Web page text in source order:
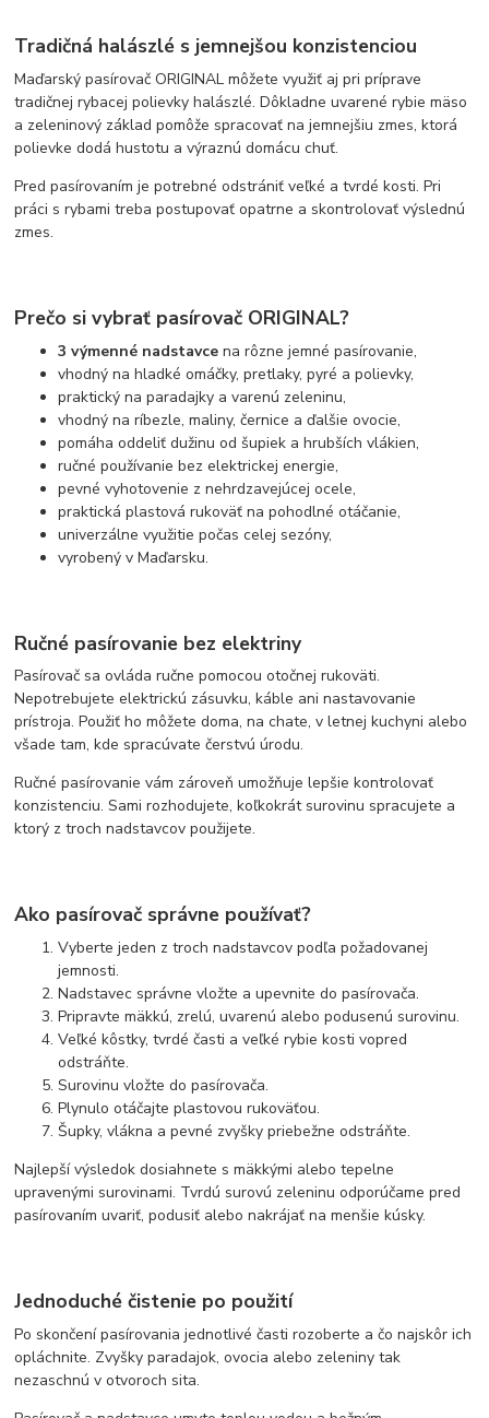
Tradičná halászlé s jemnejšou konzistenciou
Maďarský pasírovač ORIGINAL môžete využiť aj pri príprave
tradičnej rybacej polievky halászlé. Dôkladne uvarené rybie mäso
a zeleninový základ pomôže spracovať na jemnejšiu zmes, ktorá
polievke dodá hustotu a výraznú domácu chuť.
Pred pasírovaním je potrebné odstrániť veľké a tvrdé kosti. Pri
práci s rybami treba postupovať opatrne a skontrolovať výslednú
zmes.
Prečo si vybrať pasírovač ORIGINAL?
3 výmenné nadstavce na rôzne jemné pasírovanie,
vhodný na hladké omáčky, pretlaky, pyré a polievky,
praktický na paradajky a varenú zeleninu,
vhodný na ríbezle, maliny, černice a ďalšie ovocie,
pomáha oddeliť dužinu od šupiek a hrubších vlákien,
ručné používanie bez elektrickej energie,
pevné vyhotovenie z nehrdzavejúcej ocele,
praktická plastová rukoväť na pohodlné otáčanie,
univerzálne využitie počas celej sezóny,
vyrobený v Maďarsku.
Ručné pasírovanie bez elektriny
Pasírovač sa ovláda ručne pomocou otočnej rukoväti.
Nepotrebujete elektrickú zásuvku, káble ani nastavovanie
prístroja. Použiť ho môžete doma, na chate, v letnej kuchyni alebo
všade tam, kde spracúvate čerstvú úrodu.
Ručné pasírovanie vám zároveň umožňuje lepšie kontrolovať
konzistenciu. Sami rozhodujete, koľkokrát surovinu spracujete a
ktorý z troch nadstavcov použijete.
Ako pasírovač správne používať?
Vyberte jeden z troch nadstavcov podľa požadovanej
jemnosti.
Nadstavec správne vložte a upevnite do pasírovača.
Pripravte mäkkú, zrelú, uvarenú alebo podusenú surovinu.
Veľké kôstky, tvrdé časti a veľké rybie kosti vopred
odstráňte.
Surovinu vložte do pasírovača.
Plynulo otáčajte plastovou rukoväťou.
Šupky, vlákna a pevné zvyšky priebežne odstráňte.
Najlepší výsledok dosiahnete s mäkkými alebo tepelne
upravenými surovinami. Tvrdú surovú zeleninu odporúčame pred
pasírovaním uvariť, podusiť alebo nakrájať na menšie kúsky.
Jednoduché čistenie po použití
Po skončení pasírovania jednotlivé časti rozoberte a čo najskôr ich
opláchnite. Zvyšky paradajok, ovocia alebo zeleniny tak
nezaschnú v otvoroch sita.